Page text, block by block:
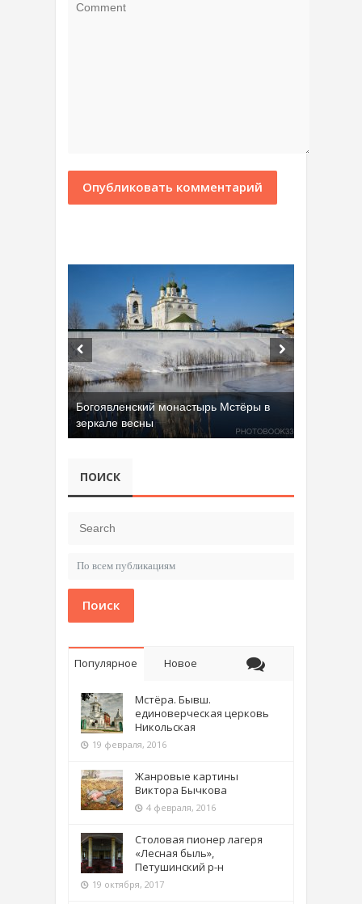
Богоявленский монастырь Мстёры в
зеркале весны
ПОИСК
Поиск
Популярное Новое
Мстёра. Бывш.
единоверческая церковь
Никольская
19 февраля, 2016
Жанровые картины
Виктора Бычкова
4 февраля, 2016
Столовая пионер лагеря
«Лесная быль»,
Петушинский р-н
19 октября, 2017